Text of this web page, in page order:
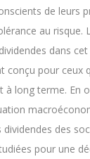
de leurs
au risque.
dans cet
conçu pour ceux
à long terme. En
des
pour une